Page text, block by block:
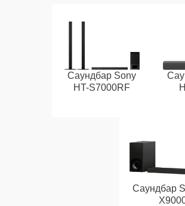
Саундбар Sony
HT-S7000RF
Саундбар